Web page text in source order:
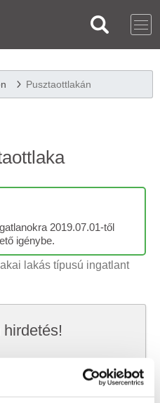
Pusztaottlakán
2019.07.01-től
igénybe.
lakás típusú ingatlant
amit keresel.